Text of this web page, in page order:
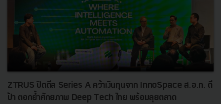
ZTRUS ปิดดีล Series A คว้าเงินทุนจาก InnoSpace ส.อ.ท. ดี
ป้า ตอกย้ำศักยภาพ Deep Tech ไทย พร้อมลุยตลาด